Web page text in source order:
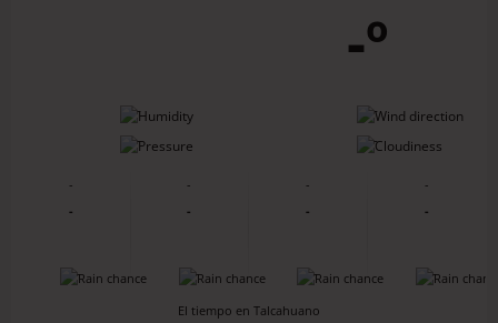
-º
-
-
-
-
-
-
-
-
-
-
-
-
-
-
-
-
El tiempo en Talcahuano